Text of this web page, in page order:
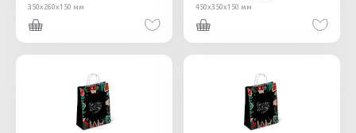
350х260х150 мм 450х350х150 мм